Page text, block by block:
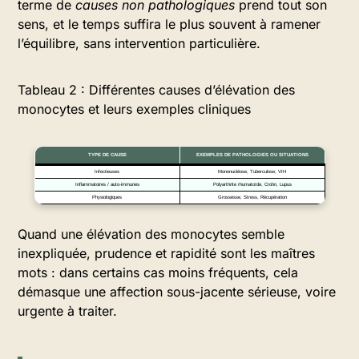
terme de causes non pathologiques prend tout son
sens, et le temps suffira le plus souvent à ramener
l’équilibre, sans intervention particulière.
Tableau 2 : Différentes causes d’élévation des
monocytes et leurs exemples cliniques
TYPE DE CAUSE EXEMPLES DE PATHOLOGIES OU SITUATIONS
Infectieuses Mononucléose, Tuberculose, VIH
Inflammatoires / auto-immunes Polyarthrite rhumatoïde, Crohn, Lupus
Physiologiques Grossesse, Stress, Récupération
Quand une élévation des monocytes semble
inexpliquée, prudence et rapidité sont les maîtres
mots : dans certains cas moins fréquents, cela
démasque une affection sous-jacente sérieuse, voire
urgente à traiter.